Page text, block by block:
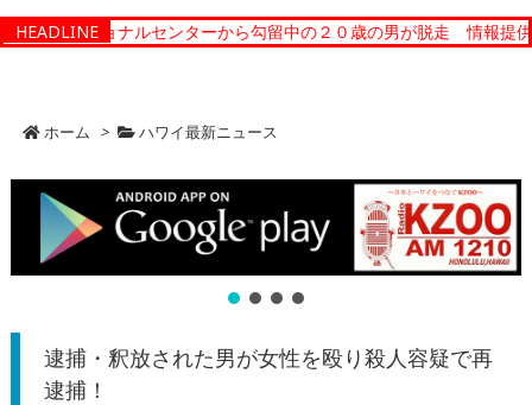
HEADLINE
コレクショナルセンターから勾留中の２０歳の男が脱走 情報提供
ホーム > ハワイ最新ニュース
逮捕・釈放された男が女性を殴り殺人容疑で再
逮捕！